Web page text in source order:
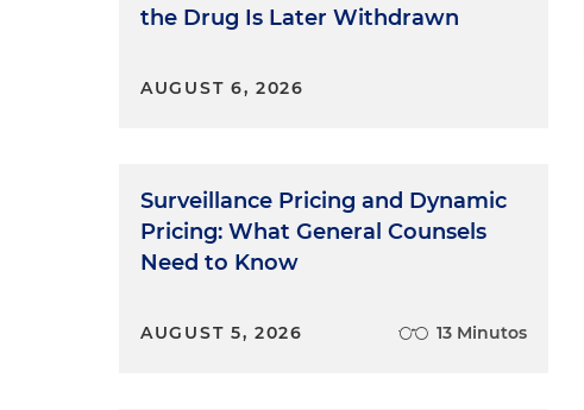
the Drug Is Later Withdrawn
AUGUST 6, 2026
Surveillance Pricing and Dynamic
Pricing: What General Counsels
Need to Know
AUGUST 5, 2026 13 Minutos